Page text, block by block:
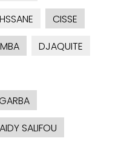
CISSE
DJAQUITE
SALIFOU